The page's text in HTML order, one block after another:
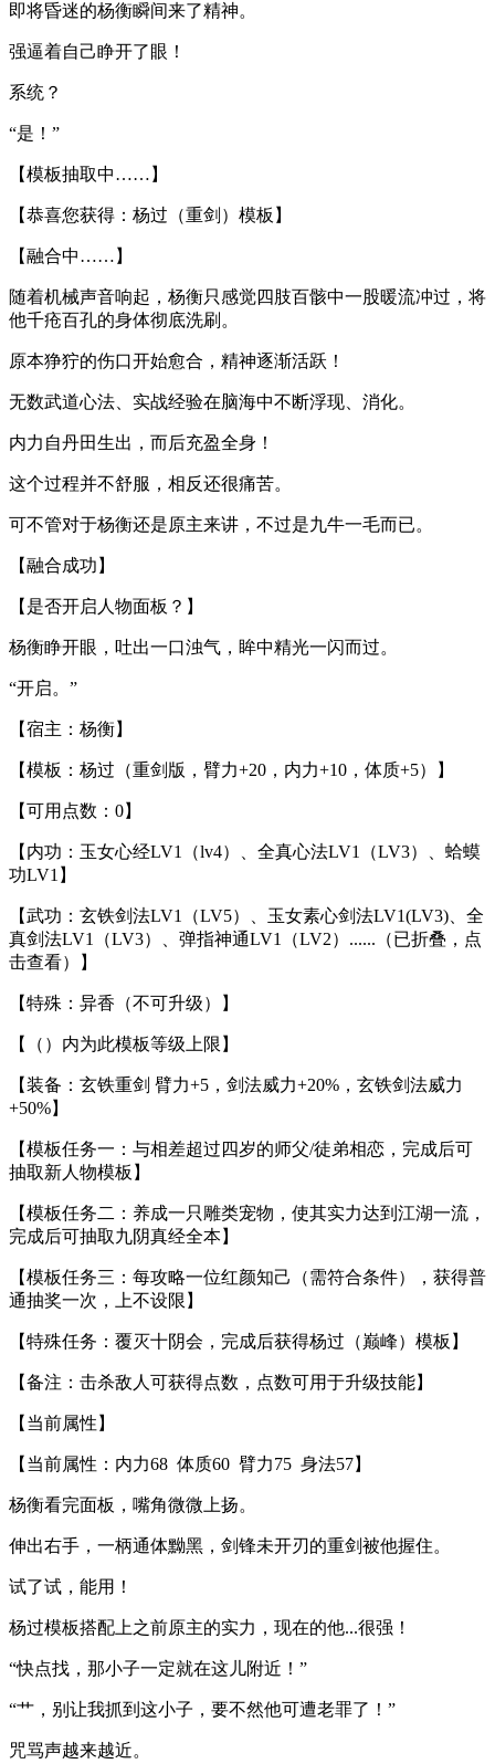
即将昏迷的杨衡瞬间来了精神。
强逼着自己睁开了眼！
系统？
“是！”
【模板抽取中……】
【恭喜您获得：杨过（重剑）模板】
【融合中……】
随着机械声音响起，杨衡只感觉四肢百骸中一股暖流冲过，将
他千疮百孔的身体彻底洗刷。
原本狰狞的伤口开始愈合，精神逐渐活跃！
无数武道心法、实战经验在脑海中不断浮现、消化。
内力自丹田生出，而后充盈全身！
这个过程并不舒服，相反还很痛苦。
可不管对于杨衡还是原主来讲，不过是九牛一毛而已。
【融合成功】
【是否开启人物面板？】
杨衡睁开眼，吐出一口浊气，眸中精光一闪而过。
“开启。”
【宿主：杨衡】
【模板：杨过（重剑版，臂力+20，内力+10，体质+5）】
【可用点数：0】
【内功：玉女心经LV1（lv4）、全真心法LV1（LV3）、蛤蟆
功LV1】
【武功：玄铁剑法LV1（LV5）、玉女素心剑法LV1(LV3)、全
真剑法LV1（LV3）、弹指神通LV1（LV2）......（已折叠，点
击查看）】
【特殊：异香（不可升级）】
【（）内为此模板等级上限】
【装备：玄铁重剑 臂力+5，剑法威力+20%，玄铁剑法威力
+50%】
【模板任务一：与相差超过四岁的师父/徒弟相恋，完成后可
抽取新人物模板】
【模板任务二：养成一只雕类宠物，使其实力达到江湖一流，
完成后可抽取九阴真经全本】
【模板任务三：每攻略一位红颜知己（需符合条件），获得普
通抽奖一次，上不设限】
【特殊任务：覆灭十阴会，完成后获得杨过（巅峰）模板】
【备注：击杀敌人可获得点数，点数可用于升级技能】
【当前属性】
【当前属性：内力68 体质60 臂力75 身法57】
杨衡看完面板，嘴角微微上扬。
伸出右手，一柄通体黝黑，剑锋未开刃的重剑被他握住。
试了试，能用！
杨过模板搭配上之前原主的实力，现在的他...很强！
“快点找，那小子一定就在这儿附近！”
“艹，别让我抓到这小子，要不然他可遭老罪了！”
咒骂声越来越近。